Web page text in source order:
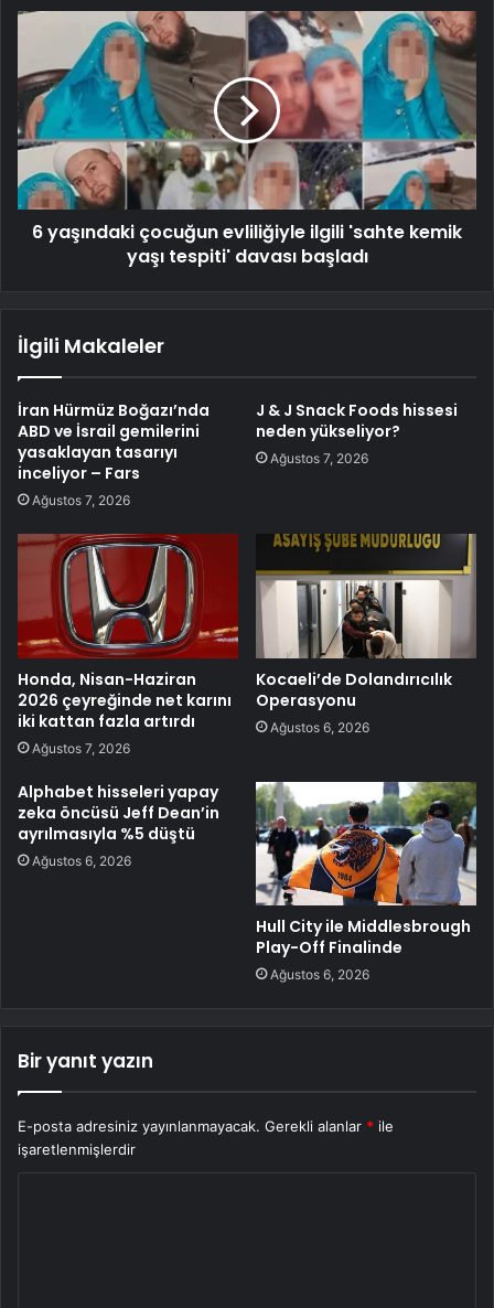
6 yaşındaki çocuğun evliliğiyle ilgili 'sahte kemik
yaşı tespiti' davası başladı
İlgili Makaleler
İran Hürmüz Boğazı’nda
ABD ve İsrail gemilerini
yasaklayan tasarıyı
inceliyor – Fars
Ağustos 7, 2026
J & J Snack Foods hissesi
neden yükseliyor?
Ağustos 7, 2026
Honda, Nisan-Haziran
2026 çeyreğinde net karını
iki kattan fazla artırdı
Ağustos 7, 2026
Kocaeli’de Dolandırıcılık
Operasyonu
Ağustos 6, 2026
Alphabet hisseleri yapay
zeka öncüsü Jeff Dean’in
ayrılmasıyla %5 düştü
Ağustos 6, 2026
Hull City ile Middlesbrough
Play-Off Finalinde
Ağustos 6, 2026
Bir yanıt yazın
E-posta adresiniz yayınlanmayacak. Gerekli alanlar * ile
işaretlenmişlerdir